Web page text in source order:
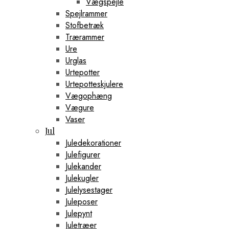
Rattanbænke
Rattanstole
Sofastole
Spisebordsstole
Spisestole
Stofstole
Teaktræbænke
Træstole
Tilbehør
Fodstøtter
Håndklædeholdere
Håndklædestænger
Lampeledninger
Lysarmaturer
Lysdæmpere
Vægbeslag
Udendørs
Gasflasker
Grillhandsker
Grillkul
Grilltænger
Hængekøjer
Spejlrammer
Stofbetræk
Trærammer
Ure
Urglas
Urtepotter
Urtepotteskjulere
Vægophæng
Vægure
Vaser
Jul
Juledekorationer
Julefigurer
Julekander
Julekugler
Julelysestager
Juleposer
Julepynt
Juletræer